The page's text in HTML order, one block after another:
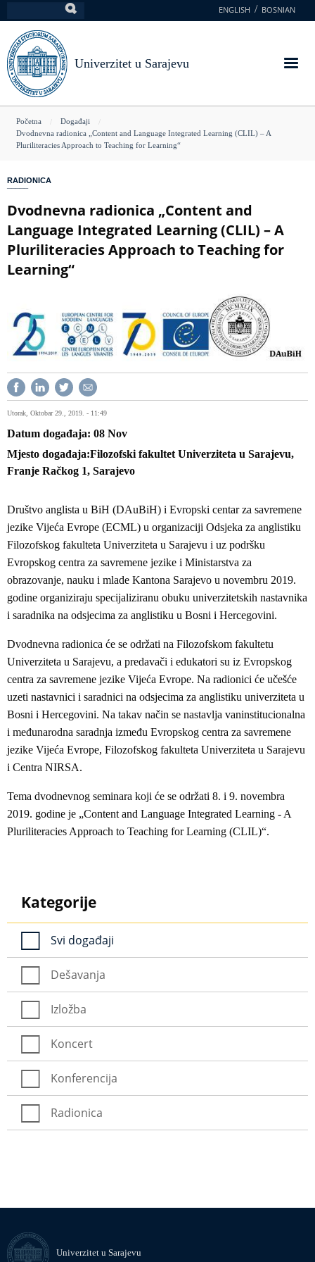
na
glavni
sadržaj
ENGLISH BOSNIAN
Univerzitet u Sarajevu
You
are
Početna
Događaji
Dvodnevna radionica „Content and Language Integrated Learning (CLIL) – A
Pluriliteracies Approach to Teaching for Learning“
RADIONICA
Dvodnevna radionica „Content and
Language Integrated Learning (CLIL) – A
Pluriliteracies Approach to Teaching for
Learning“
Utorak, Oktobar 29., 2019. - 11:49
Datum događaja 08 Nov
Mjesto događaja Filozofski fakultet Univerziteta u Sarajevu,
Franje Račkog 1, Sarajevo
Društvo anglista u BiH (DAuBiH) i Evropski centar za savremene
jezike Vijeća Evrope (ECML) u organizaciji Odsjeka za anglistiku
Filozofskog fakulteta Univerziteta u Sarajevu i uz podršku
Evropskog centra za savremene jezike i Ministarstva za
obrazovanje, nauku i mlade Kantona Sarajevo u novembru 2019.
godine organiziraju specijaliziranu obuku univerzitetskih nastavnika
i saradnika na odsjecima za anglistiku u Bosni i Hercegovini.
Dvodnevna radionica će se održati na Filozofskom fakultetu
Univerziteta u Sarajevu, a predavači i edukatori su iz Evropskog
centra za savremene jezike Vijeća Evrope. Na radionici će učešće
uzeti nastavnici i saradnici na odsjecima za anglistiku univerziteta u
Bosni i Hercegovini. Na takav način se nastavlja vaninstitucionalna
i međunarodna saradnja između Evropskog centra za savremene
jezike Vijeća Evrope, Filozofskog fakulteta Univerziteta u Sarajevu
i Centra NIRSA.
Tema dvodnevnog seminara koji će se održati 8. i 9. novembra
2019. godine je „Content and Language Integrated Learning - A
Pluriliteracies Approach to Teaching for Learning (CLIL)“.
Kategorije
Svi događaji
Dešavanja
Izložba
Koncert
Konferencija
Radionica
Univerzitet u Sarajevu